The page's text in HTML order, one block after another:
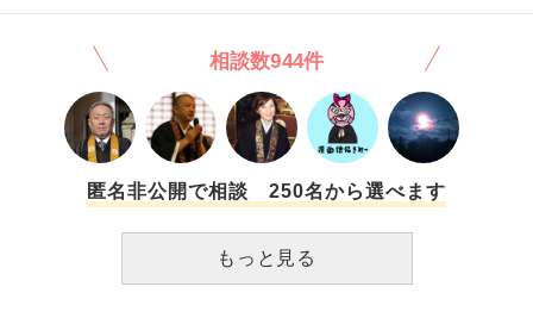
び現れて挑発でもしてこない限り、そうは思いません。 し
かし、せめて毎日悔しい映像が浮かんでくるのを止めたいと
思います。 基本的に仕事中に退屈になった時、奴らと似た
ような名字を見た時、 入浴中など手持無沙汰になった時に
脳裏に現れます。 どのような心がけ（修行を積む）で生き
れば このような嫌な記憶を引き出さずにいられるのでしょ
相談数944件
匿名非公開で相談 250名から選べます
もっと見る